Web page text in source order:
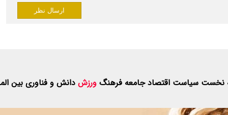
ارسال نظر
نخست سیاست اقتصادجامعه فرهنگ ورزش دانش و فناوری بین